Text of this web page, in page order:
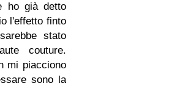
ho già detto
l'effetto finto
stato
couture.
mi piacciono
sono la